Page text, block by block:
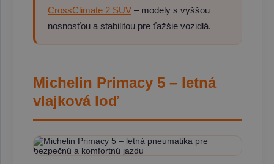
CrossClimate 2 SUV – modely s vyššou
nosnosťou a stabilitou pre ťažšie vozidlá.
Michelin Primacy 5 – letná
vlajková loď